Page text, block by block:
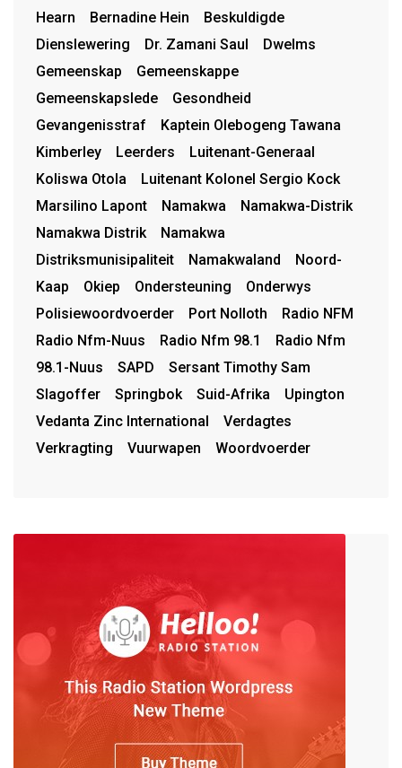
Hearn
Bernadine Hein
Beskuldigde
Dienslewering
Dr. Zamani Saul
Dwelms
Gemeenskap
Gemeenskappe
Gemeenskapslede
Gesondheid
Gevangenisstraf
Kaptein Olebogeng Tawana
Kimberley
Leerders
Luitenant-Generaal
Koliswa Otola
Luitenant Kolonel Sergio Kock
Marsilino Lapont
Namakwa
Namakwa-Distrik
Namakwa Distrik
Namakwa
Distriksmunisipaliteit
Namakwaland
Noord-
Kaap
Okiep Ondersteuning
Onderwys
Polisiewoordvoerder
Port Nolloth
Radio NFM
Radio Nfm-Nuus
Radio Nfm 98.1
Radio Nfm
98.1-Nuus
SAPD
Sersant Timothy Sam
Slagoffer
Springbok Suid-Afrika
Upington
Vedanta Zinc International
Verdagtes
Verkragting
Vuurwapen Woordvoerder